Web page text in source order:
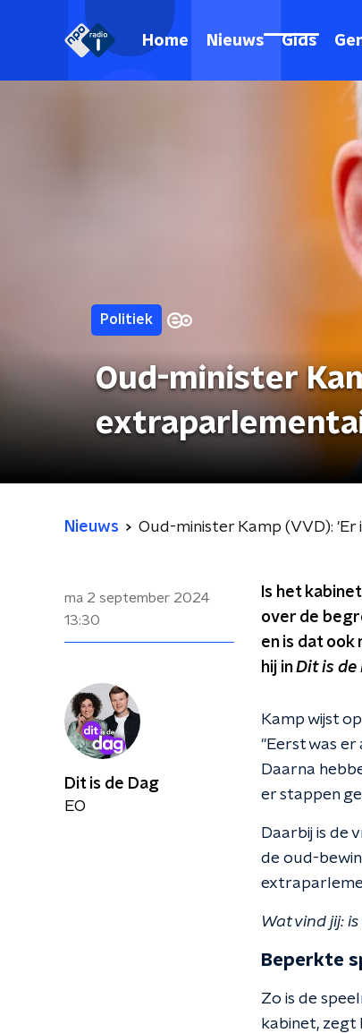
Home Nieuws Gids
Politiek
Oud-minister
Nieuws Oud-minister Kamp (VVD):
ma 2 september 2024
13:30
Is het
over de
en is dat
hij inDit is de
Kamp wijst
"Eerst was er
Daarna
er stappen
Daarbij is de
de oud-
Wat vind jij:
Beperkte
Zo is de
kabinet, zegt
Dit is de Dag
EO